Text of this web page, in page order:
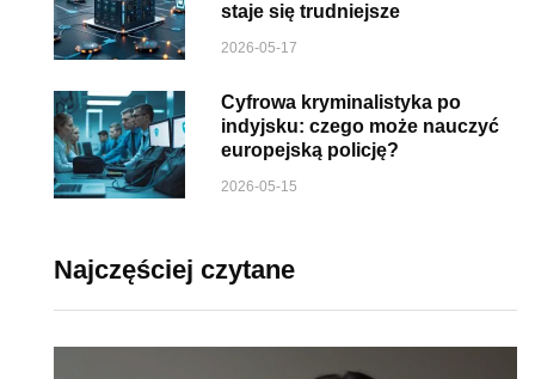
staje się trudniejsze
2026-05-17
Cyfrowa kryminalistyka po
indyjsku: czego może nauczyć
europejską policję?
2026-05-15
Najczęściej czytane